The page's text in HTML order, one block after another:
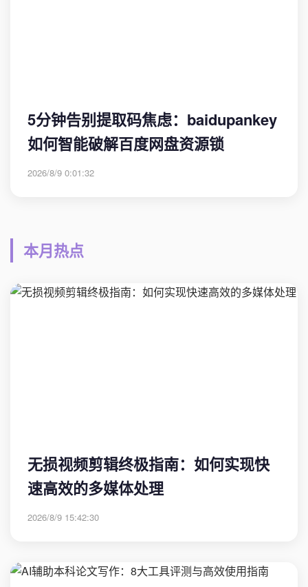
5分钟告别提取码焦虑：baidupankey
如何智能破解百度网盘资源锁
2026/8/9 0:01:32
本月热点
无损视频剪辑终极指南：如何实现快
速高效的多媒体处理
2026/8/9 15:42:30